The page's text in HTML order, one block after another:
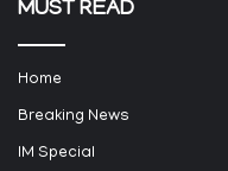
MUST READ
Home
Breaking News
IM Special